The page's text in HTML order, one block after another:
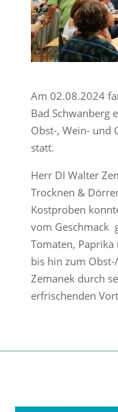
Am 02.08.2024
Bad Schwanberg
Obst-, Wein- und
statt.
Herr DI Walter
Trocknen &
Kostproben
vom Geschmack
Tomaten, Paprika
bis hin zum
Zemanek durch
erfrischenden